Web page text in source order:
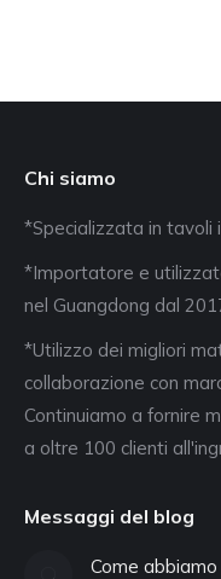
Chi siamo
*Specializzata in tavoli
*Importatore e
nel Guangdong dal
*Utilizzo dei migliori
collaborazione con
Continuiamo a fornire
a oltre 100 clienti
Messaggi del blog
Come